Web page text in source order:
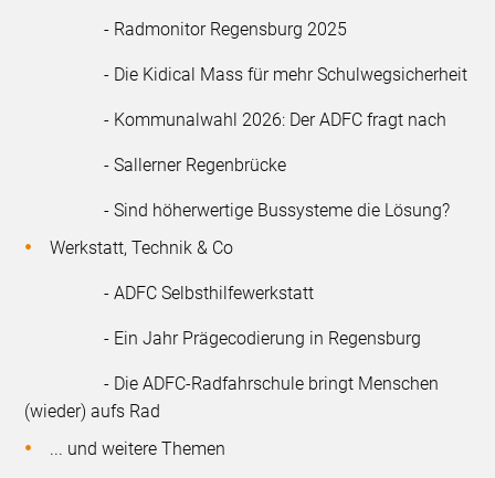
- Radmonitor Regensburg 2025
- Die Kidical Mass für mehr Schulwegsicherheit
- Kommunalwahl 2026: Der ADFC fragt nach
- Sallerner Regenbrücke
- Sind höherwertige Bussysteme die Lösung?
Werkstatt, Technik & Co
- ADFC Selbsthilfewerkstatt
- Ein Jahr Prägecodierung in Regensburg
- Die ADFC-Radfahrschule bringt Menschen
(wieder) aufs Rad
... und weitere Themen